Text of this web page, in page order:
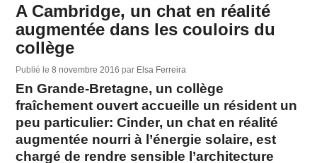
A Cambridge, un chat en réalité
augmentée dans les couloirs du
collège
Publié le8 novembre 2016par Elsa Ferreira
En Grande-Bretagne, un collège
fraîchement ouvert accueille un résident un
peu particulier: Cinder, un chat en réalité
augmentée nourri à l’énergie solaire, est
chargé de rendre sensible l’architecture